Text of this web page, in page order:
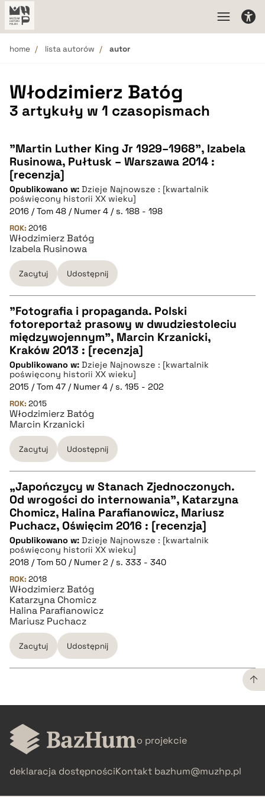
home lista autorów autor
Włodzimierz Batóg
3 artykuły w 1 czasopismach
"Martin Luther King Jr 1929–1968", Izabela
Rusinowa, Pułtusk – Warszawa 2014 :
[recenzja]
Opublikowano w: Dzieje Najnowsze : [kwartalnik
poświęcony historii XX wieku]
2016 / Tom 48 / Numer 4 / s. 188 - 198
ROK: 2016
Włodzimierz Batóg
Izabela Rusinowa
Zacytuj Udostępnij
CZYSTY TEKST
pobierz cytat
BIBTEX
pobierz cytat
"Fotografia i propaganda. Polski
fotoreportaż prasowy w dwudziestoleciu
międzywojennym", Marcin Krzanicki,
Kraków 2013 : [recenzja]
Opublikowano w: Dzieje Najnowsze : [kwartalnik
poświęcony historii XX wieku]
2015 / Tom 47 / Numer 4 / s. 195 - 202
ROK: 2015
Włodzimierz Batóg
Marcin Krzanicki
Zacytuj Udostępnij
CZYSTY TEKST
pobierz cytat
BIBTEX
pobierz cytat
„Japończycy w Stanach Zjednoczonych.
Od wrogości do internowania”, Katarzyna
Chomicz, Halina Parafianowicz, Mariusz
Puchacz, Oświęcim 2016 : [recenzja]
Opublikowano w: Dzieje Najnowsze : [kwartalnik
poświęcony historii XX wieku]
2018 / Tom 50 / Numer 2 / s. 333 - 340
ROK: 2018
Włodzimierz Batóg
Katarzyna Chomicz
Halina Parafianowicz
Mariusz Puchacz
Zacytuj Udostępnij
CZYSTY TEKST
pobierz cytat
BIBTEX
o projekcie
deklaracja dostępnościKontakt bazhum@muzhp.pl